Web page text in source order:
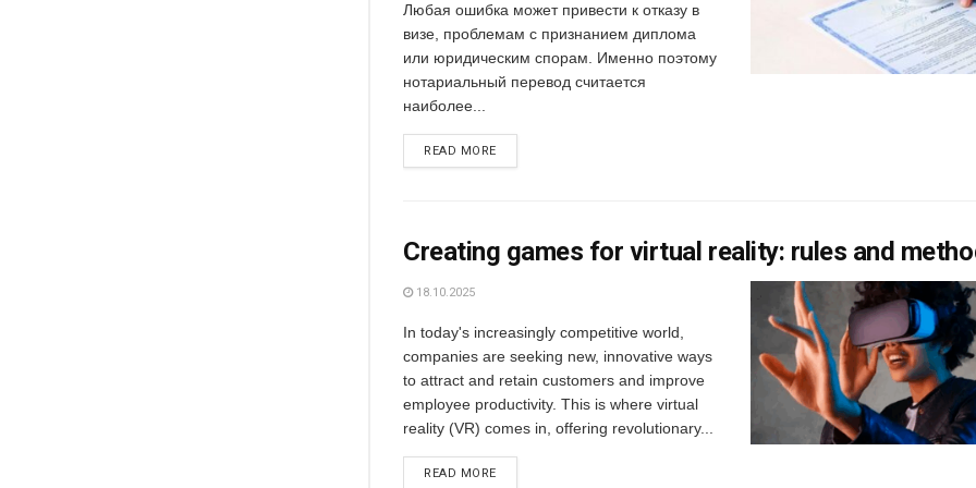
Любая ошибка может привести к отказу в
визе, проблемам с признанием диплома
или юридическим спорам. Именно поэтому
нотариальный перевод считается
наиболее...
READ MORE
Creating games for virtual reality: rules and
18.10.2025
In today's increasingly competitive world,
companies are seeking new, innovative ways
to attract and retain customers and improve
employee productivity. This is where virtual
reality (VR) comes in, offering revolutionary...
READ MORE